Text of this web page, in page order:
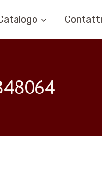
Contatti